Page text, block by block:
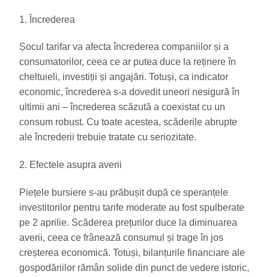
1. Încrederea
Șocul tarifar va afecta încrederea companiilor și a
consumatorilor, ceea ce ar putea duce la reținere în
cheltuieli, investiții și angajări. Totuși, ca indicator
economic, încrederea s-a dovedit uneori nesigură în
ultimii ani – încrederea scăzută a coexistat cu un
consum robust. Cu toate acestea, scăderile abrupte
ale încrederii trebuie tratate cu seriozitate.
2. Efectele asupra averii
Piețele bursiere s-au prăbușit după ce speranțele
investitorilor pentru tarife moderate au fost spulberate
pe 2 aprilie. Scăderea prețurilor duce la diminuarea
averii, ceea ce frânează consumul și trage în jos
creșterea economică. Totuși, bilanțurile financiare ale
gospodăriilor rămân solide din punct de vedere istoric,